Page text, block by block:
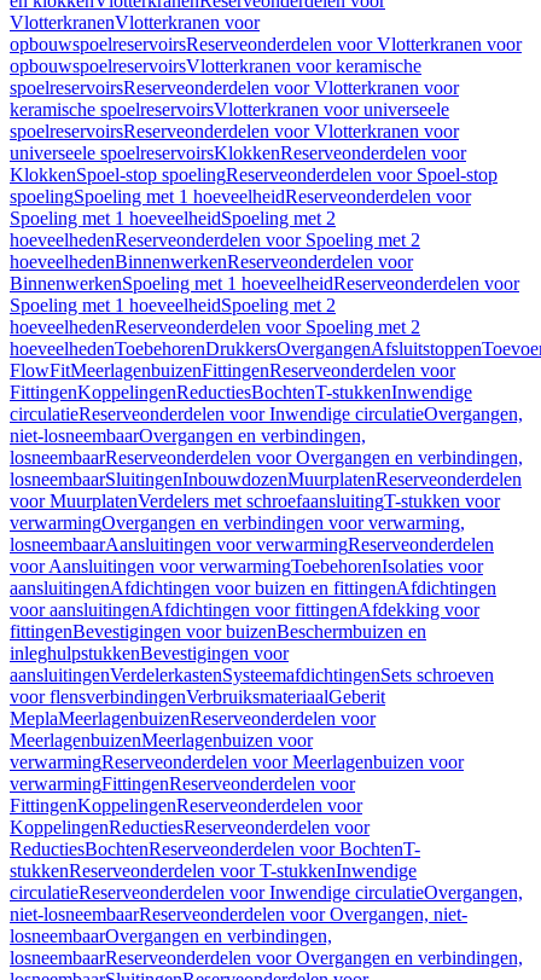
VlotterkranenVlotterkranen voor
opbouwspoelreservoirsReserveonderdelen voor Vlotterkranen voor
opbouwspoelreservoirsVlotterkranen voor keramische
spoelreservoirsReserveonderdelen voor Vlotterkranen voor
keramische spoelreservoirsVlotterkranen voor universeele
spoelreservoirsReserveonderdelen voor Vlotterkranen voor
universeele spoelreservoirsKlokkenReserveonderdelen voor
KlokkenSpoel-stop spoelingReserveonderdelen voor Spoel-stop
spoelingSpoeling met 1 hoeveelheidReserveonderdelen voor
Spoeling met 1 hoeveelheidSpoeling met 2
hoeveelhedenReserveonderdelen voor Spoeling met 2
hoeveelhedenBinnenwerkenReserveonderdelen voor
BinnenwerkenSpoeling met 1 hoeveelheidReserveonderdelen voor
Spoeling met 1 hoeveelheidSpoeling met 2
hoeveelhedenReserveonderdelen voor Spoeling met 2
hoeveelhedenToebehorenDrukkersOvergangenAfsluitstoppen
FlowFitMeerlagenbuizenFittingenReserveonderdelen voor
FittingenKoppelingenReductiesBochtenT-stukkenInwendige
circulatieReserveonderdelen voor Inwendige circulatieOvergangen,
niet-losneembaarOvergangen en verbindingen,
losneembaarReserveonderdelen voor Overgangen en verbindingen,
losneembaarSluitingenInbouwdozenMuurplatenReserveonderdelen
voor MuurplatenVerdelers met schroefaansluitingT-stukken voor
verwarmingOvergangen en verbindingen voor verwarming,
losneembaarAansluitingen voor verwarmingReserveonderdelen
voor Aansluitingen voor verwarmingToebehorenIsolaties voor
aansluitingenAfdichtingen voor buizen en fittingenAfdichtingen
voor aansluitingenAfdichtingen voor fittingenAfdekking voor
fittingenBevestigingen voor buizenBeschermbuizen en
inleghulpstukkenBevestigingen voor
aansluitingenVerdelerkastenSysteemafdichtingenSets schroeven
voor flensverbindingenVerbruiksmateriaalGeberit
MeplaMeerlagenbuizenReserveonderdelen voor
MeerlagenbuizenMeerlagenbuizen voor
verwarmingReserveonderdelen voor Meerlagenbuizen voor
verwarmingFittingenReserveonderdelen voor
FittingenKoppelingenReserveonderdelen voor
KoppelingenReductiesReserveonderdelen voor
ReductiesBochtenReserveonderdelen voor BochtenT-
stukkenReserveonderdelen voor T-stukkenInwendige
circulatieReserveonderdelen voor Inwendige circulatieOvergangen,
niet-losneembaarReserveonderdelen voor Overgangen, niet-
losneembaarOvergangen en verbindingen,
losneembaarReserveonderdelen voor Overgangen en verbindingen,